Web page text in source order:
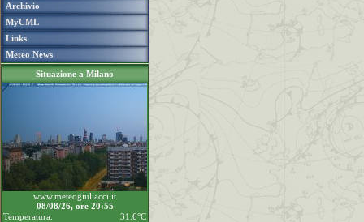
Archivio
MyCML
Links
Meteo News
Situazione a Milano
www.meteogiuliacci.it
08/08/26, ore 20:55
Temperatura:
31.6°C